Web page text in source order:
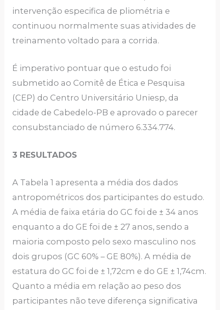
intervenção especifica de pliométria e
continuou normalmente suas atividades de
treinamento voltado para a corrida.
É imperativo pontuar que o estudo foi
submetido ao Comitê de Ética e Pesquisa
(CEP) do Centro Universitário Uniesp, da
cidade de Cabedelo-PB e aprovado o parecer
consubstanciado de número 6.334.774.
3 RESULTADOS
A Tabela 1 apresenta a média dos dados
antropométricos dos participantes do estudo.
A média de faixa etária do GC foi de ± 34 anos
enquanto a do GE foi de ± 27 anos, sendo a
maioria composto pelo sexo masculino nos
dois grupos (GC 60% – GE 80%). A média de
estatura do GC foi de ± 1,72cm e do GE ± 1,74cm.
Quanto a média em relação ao peso dos
participantes não teve diferença significativa